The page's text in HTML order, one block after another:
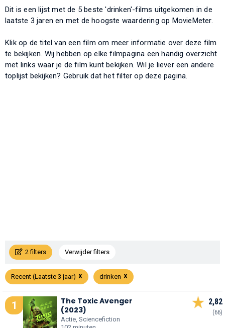
Dit is een lijst met de 5 beste 'drinken'-films uitgekomen in de
laatste 3 jaren en met de hoogste waardering op MovieMeter.
Klik op de titel van een film om meer informatie over deze film
te bekijken. Wij hebben op elke filmpagina een handig overzicht
met links waar je de film kunt bekijken. Wil je liever een andere
toplijst bekijken? Gebruik dat het filter op deze pagina.
2 filters Verwijder filters
Recent (Laatste 3 jaar) drinken
1
The Toxic Avenger
(2023)
Actie, Sciencefiction
2,82
(66)